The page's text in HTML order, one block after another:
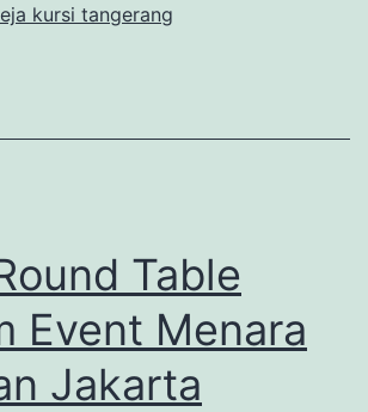
kursi tangerang
Table
Event Menara
Jakarta